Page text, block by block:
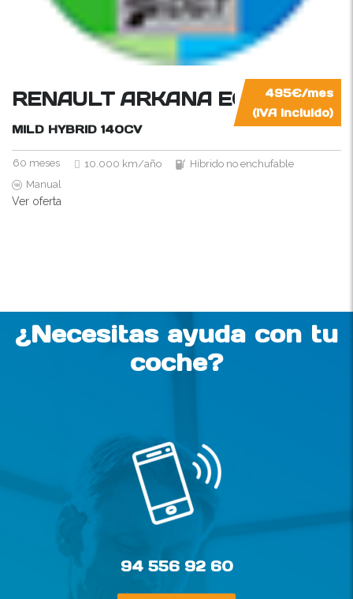
495€/mes
(IVA incluido)
RENAULT ARKANA EQUILIBRE
MILD HYBRID 140CV
60 meses 10.000 km/año
Híbrido no enchufable
Manual
Ver oferta
¿Necesitas ayuda con tu
coche?
94 556 92 60